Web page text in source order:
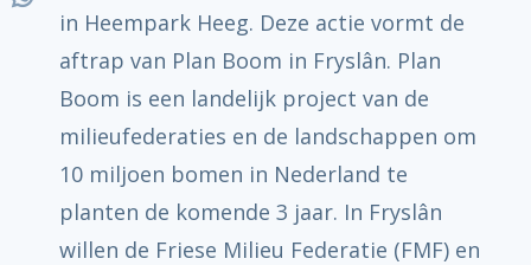
in Heempark Heeg. Deze actie vormt de
aftrap van Plan Boom in Fryslân. Plan
Boom is een landelijk project van de
milieufederaties en de landschappen om
10 miljoen bomen in Nederland te
planten de komende 3 jaar. In Fryslân
willen de Friese Milieu Federatie (FMF) en